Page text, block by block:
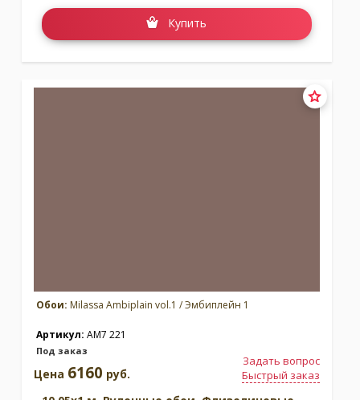
Купить
Обои: Milassa Ambiplain vol.1 / Эмбиплейн 1
Артикул: AM7 221
Под заказ
Задать вопрос
Быстрый заказ
Цена 6160 руб.